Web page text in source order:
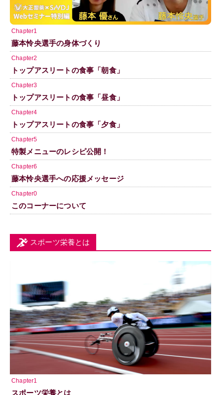
Chapter1
藤本怜央選手の身体づくり
Chapter2
トップアスリートの食事「朝食」
Chapter3
トップアスリートの食事「昼食」
Chapter4
トップアスリートの食事「夕食」
Chapter5
特製メニューのレシピ公開！
Chapter6
藤本怜央選手への応援メッセージ
Chapter0
このコーナーについて
スポーツ栄養とは
Chapter1
スポーツ栄養とは